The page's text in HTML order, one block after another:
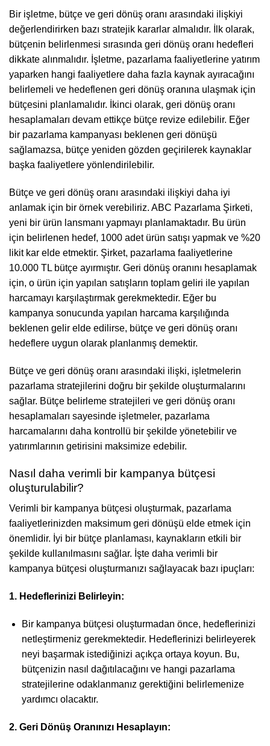
Bir işletme, bütçe ve geri dönüş oranı arasındaki ilişkiyi
değerlendirirken bazı stratejik kararlar almalıdır. İlk olarak,
bütçenin belirlenmesi sırasında geri dönüş oranı hedefleri
dikkate alınmalıdır. İşletme, pazarlama faaliyetlerine yatırım
yaparken hangi faaliyetlere daha fazla kaynak ayıracağını
belirlemeli ve hedeflenen geri dönüş oranına ulaşmak için
bütçesini planlamalıdır. İkinci olarak, geri dönüş oranı
hesaplamaları devam ettikçe bütçe revize edilebilir. Eğer
bir pazarlama kampanyası beklenen geri dönüşü
sağlamazsa, bütçe yeniden gözden geçirilerek kaynaklar
başka faaliyetlere yönlendirilebilir.
Bütçe ve geri dönüş oranı arasındaki ilişkiyi daha iyi
anlamak için bir örnek verebiliriz. ABC Pazarlama Şirketi,
yeni bir ürün lansmanı yapmayı planlamaktadır. Bu ürün
için belirlenen hedef, 1000 adet ürün satışı yapmak ve %20
likit kar elde etmektir. Şirket, pazarlama faaliyetlerine
10.000 TL bütçe ayırmıştır. Geri dönüş oranını hesaplamak
için, o ürün için yapılan satışların toplam geliri ile yapılan
harcamayı karşılaştırmak gerekmektedir. Eğer bu
kampanya sonucunda yapılan harcama karşılığında
beklenen gelir elde edilirse, bütçe ve geri dönüş oranı
hedeflere uygun olarak planlanmış demektir.
Bütçe ve geri dönüş oranı arasındaki ilişki, işletmelerin
pazarlama stratejilerini doğru bir şekilde oluşturmalarını
sağlar. Bütçe belirleme stratejileri ve geri dönüş oranı
hesaplamaları sayesinde işletmeler, pazarlama
harcamalarını daha kontrollü bir şekilde yönetebilir ve
yatırımlarının getirisini maksimize edebilir.
Nasıl daha verimli bir kampanya bütçesi
oluşturulabilir?
Verimli bir kampanya bütçesi oluşturmak, pazarlama
faaliyetlerinizden maksimum geri dönüşü elde etmek için
önemlidir. İyi bir bütçe planlaması, kaynakların etkili bir
şekilde kullanılmasını sağlar. İşte daha verimli bir
kampanya bütçesi oluşturmanızı sağlayacak bazı ipuçları:
1. Hedeflerinizi Belirleyin:
Bir kampanya bütçesi oluşturmadan önce, hedeflerinizi
netleştirmeniz gerekmektedir. Hedeflerinizi belirleyerek
neyi başarmak istediğinizi açıkça ortaya koyun. Bu,
bütçenizin nasıl dağıtılacağını ve hangi pazarlama
stratejilerine odaklanmanız gerektiğini belirlemenize
yardımcı olacaktır.
2. Geri Dönüş Oranınızı Hesaplayın: